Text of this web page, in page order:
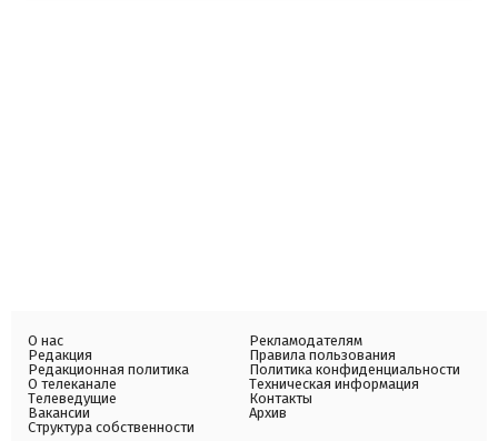
О нас
Редакция
Редакционная политика
О телеканале
Телеведущие
Вакансии
Структура собственности
Рекламодателям
Правила пользования
Политика конфиденциальности
Техническая информация
Контакты
Архив